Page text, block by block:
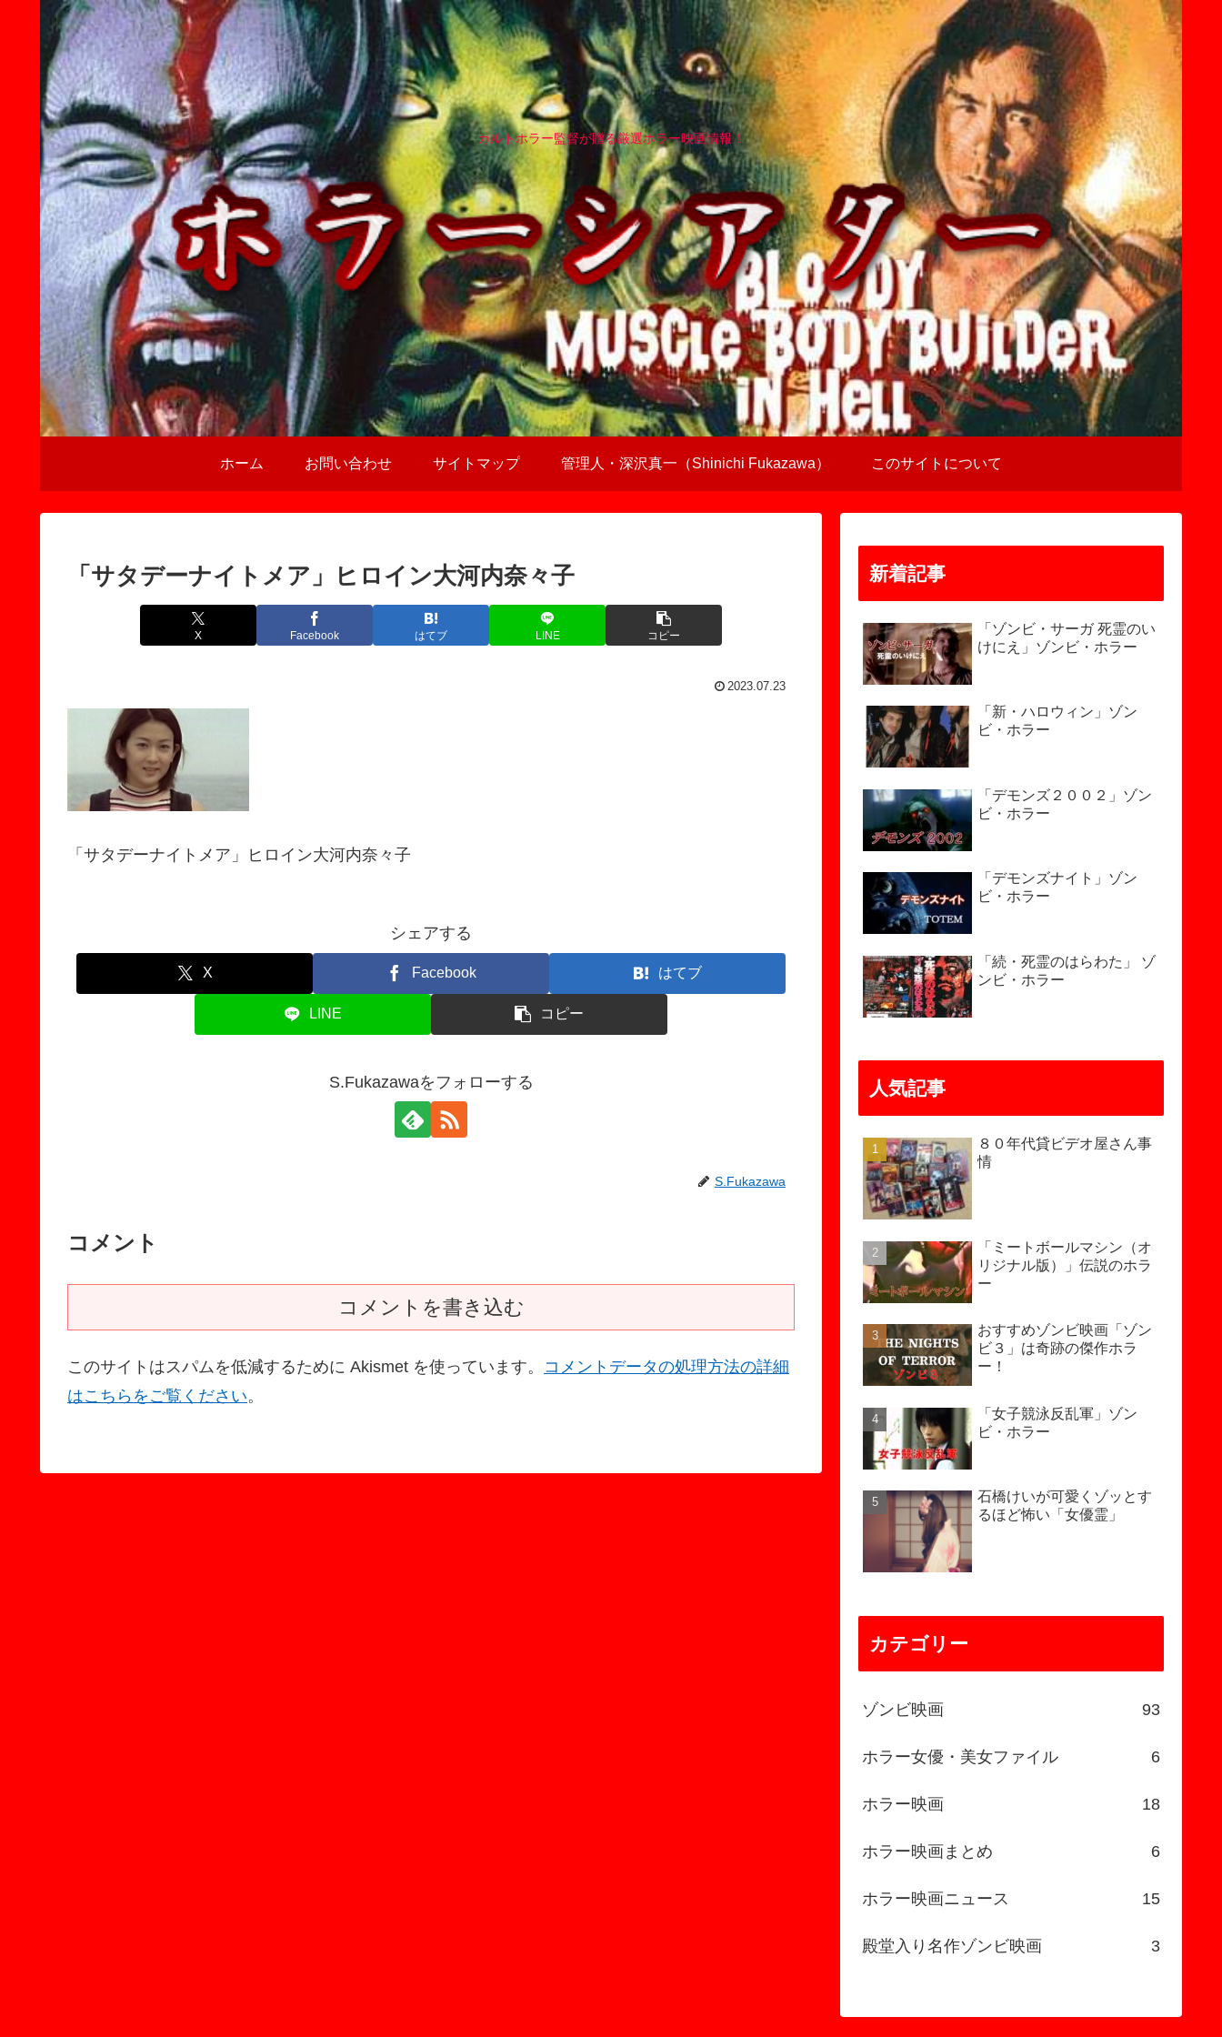
カルトホラー監督が贈る厳選ホラー映画情報！
ホーム お問い合わせ サイトマップ 管理人・深沢真一（Shinichi Fukazawa） このサイトについて
「サタデーナイトメア」ヒロイン大河内奈々子
X Facebook はてブ LINE コピー
2023.07.23
「サタデーナイトメア」ヒロイン大河内奈々子
シェアする
X Facebook はてブ
LINE コピー
S.Fukazawaをフォローする
S.Fukazawa
コメント
コメントを書き込む
このサイトはスパムを低減するために Akismet を使っています。 コメントデータの処理方法の詳細
はこちらをご覧ください。
新着記事
「ゾンビ・サーガ 死霊のい
けにえ」ゾンビ・ホラー
「新・ハロウィン」ゾン
ビ・ホラー
「デモンズ２００２」ゾン
ビ・ホラー
「デモンズナイト」ゾン
ビ・ホラー
「続・死霊のはらわた」 ゾ
ンビ・ホラー
人気記事
８０年代貸ビデオ屋さん事
情
「ミートボールマシン（オ
リジナル版）」伝説のホラ
ー
おすすめゾンビ映画「ゾン
ビ３」は奇跡の傑作ホラ
ー！
「女子競泳反乱軍」ゾン
ビ・ホラー
石橋けいが可愛くゾッとす
るほど怖い「女優霊」
カテゴリー
ゾンビ映画 93
ホラー女優・美女ファイル 6
ホラー映画 18
ホラー映画まとめ 6
ホラー映画ニュース 15
殿堂入り名作ゾンビ映画 3